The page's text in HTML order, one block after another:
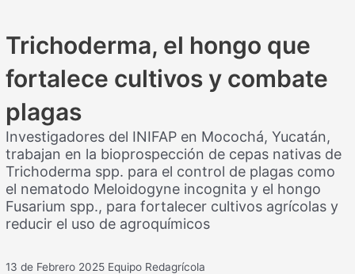
Trichoderma, el hongo que
fortalece cultivos y combate
plagas
Investigadores del INIFAP en Mocochá, Yucatán,
trabajan en la bioprospección de cepas nativas de
Trichoderma spp. para el control de plagas como
el nematodo Meloidogyne incognita y el hongo
Fusarium spp., para fortalecer cultivos agrícolas y
reducir el uso de agroquímicos
13 de Febrero 2025 Equipo Redagrícola